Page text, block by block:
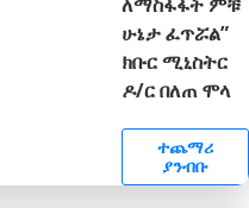
ሁኔታ ፈጥሯል”
ክቡር ሚኒስትር
ዶ/ር በለጠ ሞላ
ተጨማሪ
ያንብቡ